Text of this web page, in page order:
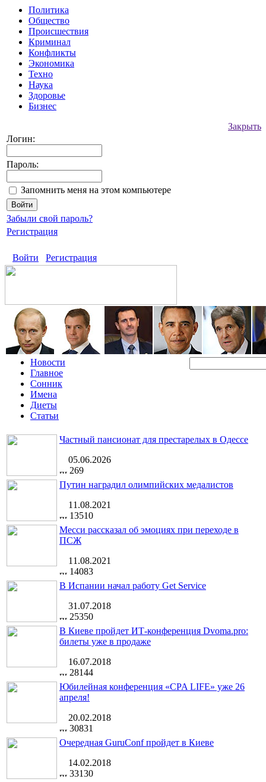
Политика
Общество
Происшествия
Криминал
Конфликты
Экономика
Техно
Наука
Здоровье
Бизнес
Закрыть
Логин:
Пароль:
Запомнить меня на этом компьютере
Забыли свой пароль?
Регистрация
Войти Регистрация
Новости
Главное
Сонник
Имена
Диеты
Статьи
Частный пансионат для престарелых в Одессе
05.06.2026
269
Путин наградил олимпийских медалистов
11.08.2021
13510
Месси рассказал об эмоциях при переходе в
ПСЖ
11.08.2021
14083
В Испании начал работу Get Service
31.07.2018
25350
В Киеве пройдет ИТ-конференция Dvoma.pro:
билеты уже в продаже
16.07.2018
28144
Юбилейная конференция «CPA LIFE» уже 26
апреля!
20.02.2018
30831
Очередная GuruConf пройдет в Киеве
14.02.2018
33130